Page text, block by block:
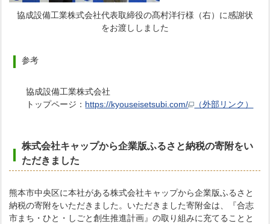
協成設備工業株式会社代表取締役の髙村洋行様（右）に感謝状
をお渡ししました
参考
協成設備工業株式会社
トップページ： https://kyouseisetsubi.com/ （外部リンク）
株式会社キャップから企業版ふるさと納税の寄附をい
ただきました
熊本市中央区に本社がある株式会社キャップから企業版ふるさと
納税の寄附をいただきました。いただきました寄附金は、『合志
市まち・ひと・しごと創生推進計画』の取り組みに充てることと